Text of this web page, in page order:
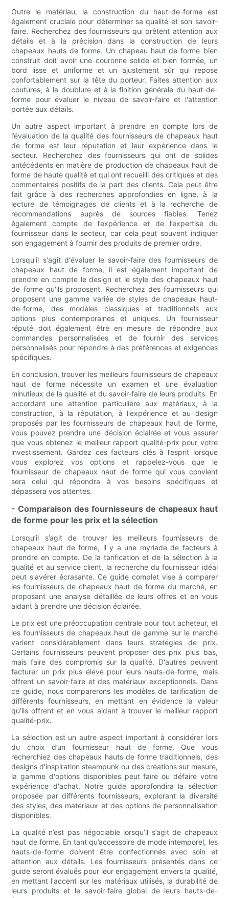
Outre le matériau, la construction du haut-de-forme est
également cruciale pour déterminer sa qualité et son savoir-
faire. Recherchez des fournisseurs qui prêtent attention aux
détails et à la précision dans la construction de leurs
chapeaux hauts de forme. Un chapeau haut de forme bien
construit doit avoir une couronne solide et bien formée, un
bord lisse et uniforme et un ajustement sûr qui repose
confortablement sur la tête du porteur. Faites attention aux
coutures, à la doublure et à la finition générale du haut-de-
forme pour évaluer le niveau de savoir-faire et l'attention
portée aux détails.
Un autre aspect important à prendre en compte lors de
l’évaluation de la qualité des fournisseurs de chapeaux haut
de forme est leur réputation et leur expérience dans le
secteur. Recherchez des fournisseurs qui ont de solides
antécédents en matière de production de chapeaux haut de
forme de haute qualité et qui ont recueilli des critiques et des
commentaires positifs de la part des clients. Cela peut être
fait grâce à des recherches approfondies en ligne, à la
lecture de témoignages de clients et à la recherche de
recommandations auprès de sources fiables. Tenez
également compte de l’expérience et de l’expertise du
fournisseur dans le secteur, car cela peut souvent indiquer
son engagement à fournir des produits de premier ordre.
Lorsqu'il s'agit d'évaluer le savoir-faire des fournisseurs de
chapeaux haut de forme, il est également important de
prendre en compte le design et le style des chapeaux haut
de forme qu'ils proposent. Recherchez des fournisseurs qui
proposent une gamme variée de styles de chapeaux haut-
de-forme, des modèles classiques et traditionnels aux
options plus contemporaines et uniques. Un fournisseur
réputé doit également être en mesure de répondre aux
commandes personnalisées et de fournir des services
personnalisés pour répondre à des préférences et exigences
spécifiques.
En conclusion, trouver les meilleurs fournisseurs de chapeaux
haut de forme nécessite un examen et une évaluation
minutieux de la qualité et du savoir-faire de leurs produits. En
accordant une attention particulière aux matériaux, à la
construction, à la réputation, à l'expérience et au design
proposés par les fournisseurs de chapeaux haut de forme,
vous pouvez prendre une décision éclairée et vous assurer
que vous obtenez le meilleur rapport qualité-prix pour votre
investissement. Gardez ces facteurs clés à l’esprit lorsque
vous explorez vos options et rappelez-vous que le
fournisseur de chapeaux haut de forme qui vous convient
sera celui qui répondra à vos besoins spécifiques et
dépassera vos attentes.
- Comparaison des fournisseurs de chapeaux haut
de forme pour les prix et la sélection
Lorsqu’il s’agit de trouver les meilleurs fournisseurs de
chapeaux haut de forme, il y a une myriade de facteurs à
prendre en compte. De la tarification et de la sélection à la
qualité et au service client, la recherche du fournisseur idéal
peut s'avérer écrasante. Ce guide complet vise à comparer
les fournisseurs de chapeaux haut de forme du marché, en
proposant une analyse détaillée de leurs offres et en vous
aidant à prendre une décision éclairée.
Le prix est une préoccupation centrale pour tout acheteur, et
les fournisseurs de chapeaux haut de gamme sur le marché
varient considérablement dans leurs stratégies de prix.
Certains fournisseurs peuvent proposer des prix plus bas,
mais faire des compromis sur la qualité. D'autres peuvent
facturer un prix plus élevé pour leurs hauts-de-forme, mais
offrent un savoir-faire et des matériaux exceptionnels. Dans
ce guide, nous comparerons les modèles de tarification de
différents fournisseurs, en mettant en évidence la valeur
qu'ils offrent et en vous aidant à trouver le meilleur rapport
qualité-prix.
La sélection est un autre aspect important à considérer lors
du choix d’un fournisseur haut de forme. Que vous
recherchiez des chapeaux hauts de forme traditionnels, des
designs d'inspiration steampunk ou des créations sur mesure,
la gamme d'options disponibles peut faire ou défaire votre
expérience d'achat. Notre guide approfondira la sélection
proposée par différents fournisseurs, explorant la diversité
des styles, des matériaux et des options de personnalisation
disponibles.
La qualité n’est pas négociable lorsqu’il s’agit de chapeaux
haut de forme. En tant qu’accessoire de mode intemporel, les
hauts-de-forme doivent être confectionnés avec soin et
attention aux détails. Les fournisseurs présentés dans ce
guide seront évalués pour leur engagement envers la qualité,
en mettant l'accent sur les matériaux utilisés, la durabilité de
leurs produits et le savoir-faire global de leurs hauts-de-